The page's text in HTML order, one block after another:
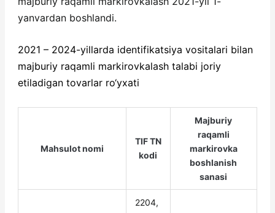
yanvardan boshlandi.
2021 – 2024-yillarda identifikatsiya vositalari bilan
majburiy raqamli markirovkalash talabi joriy
etiladigan tovarlar ro‘yxati
Mahsulot nomi
TIF TN
kodi
Majburiy
raqamli
markirovka
boshlanish
sanasi
2204,